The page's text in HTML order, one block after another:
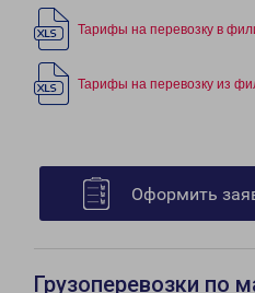
Тарифы на перевозку в
Тарифы на перевозку из
Оформить
Грузоперевозки по